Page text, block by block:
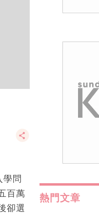
問
百萬
卻選
熱門文章